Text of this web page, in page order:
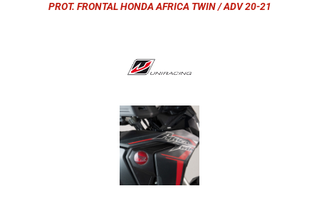
PROT. FRONTAL HONDA AFRICA TWIN / ADV 20-21